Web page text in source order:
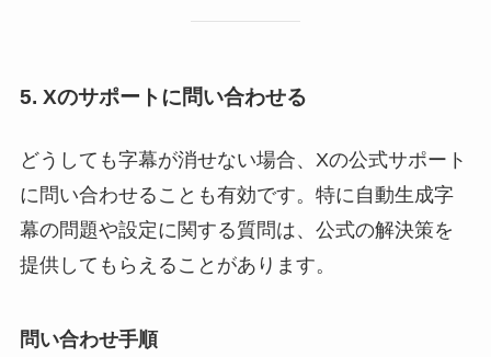
5. Xのサポートに問い合わせる
どうしても字幕が消せない場合、Xの公式サポート
に問い合わせることも有効です。特に自動生成字
幕の問題や設定に関する質問は、公式の解決策を
提供してもらえることがあります。
問い合わせ手順